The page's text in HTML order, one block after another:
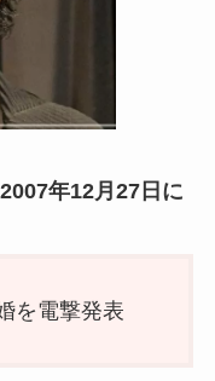
2007年12月27日に
を電撃発表